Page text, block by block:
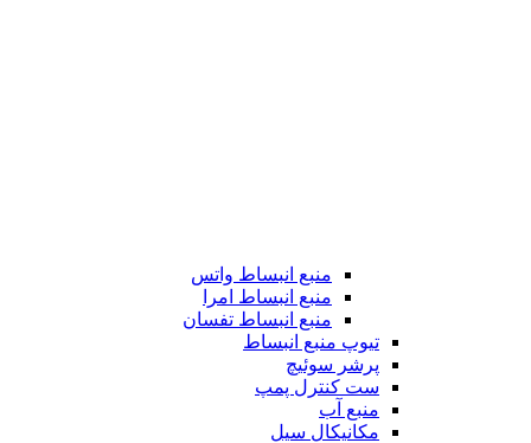
منبع انبساط واتس
منبع انبساط امرا
منبع انبساط تفسان
تیوپ منبع انبساط
پرشر سوئیچ
ست کنترل پمپ
منبع آب
مکانیکال سیل